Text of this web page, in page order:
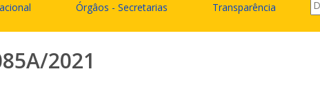
Órgâos - Secretarias Transparência
2021